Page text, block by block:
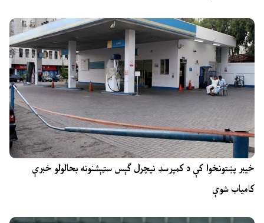
خیبر پښتونخوا کې د کمپرسډ نیچرل ګېس سټېشنونه بحالولو خبرې
کامیاب شوې